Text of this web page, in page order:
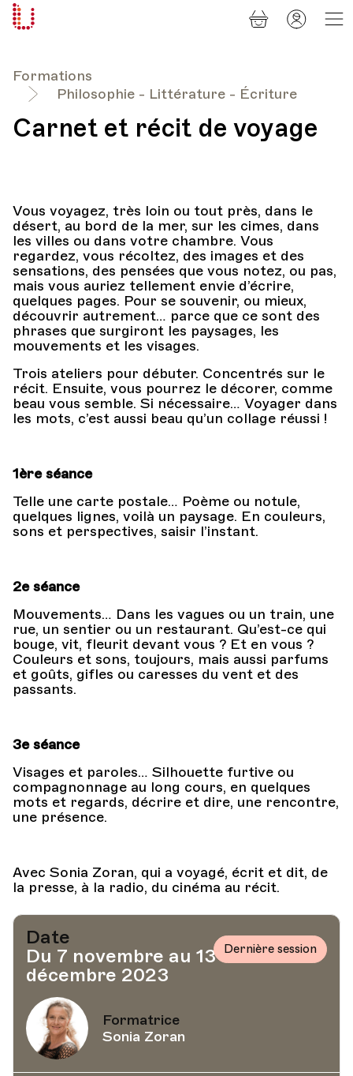
Formations
Philosophie - Littérature - Écriture
Carnet et récit de voyage
Vous voyagez, très loin ou tout près, dans le
désert, au bord de la mer, sur les cimes, dans
les villes ou dans votre chambre. Vous
regardez, vous récoltez, des images et des
sensations, des pensées que vous notez, ou pas,
mais vous auriez tellement envie d’écrire,
quelques pages. Pour se souvenir, ou mieux,
découvrir autrement… parce que ce sont des
phrases que surgiront les paysages, les
mouvements et les visages.
Trois ateliers pour débuter. Concentrés sur le
récit. Ensuite, vous pourrez le décorer, comme
beau vous semble. Si nécessaire… Voyager dans
les mots, c’est aussi beau qu’un collage réussi !
1ère séance
Telle une carte postale… Poème ou notule,
quelques lignes, voilà un paysage. En couleurs,
sons et perspectives, saisir l’instant.
2e séance
Mouvements… Dans les vagues ou un train, une
rue, un sentier ou un restaurant. Qu’est-ce qui
bouge, vit, fleurit devant vous ? Et en vous ?
Couleurs et sons, toujours, mais aussi parfums
et goûts, gifles ou caresses du vent et des
passants.
3e séance
Visages et paroles… Silhouette furtive ou
compagnonnage au long cours, en quelques
mots et regards, décrire et dire, une rencontre,
une présence.
Avec Sonia Zoran, qui a voyagé, écrit et dit, de
la presse, à la radio, du cinéma au récit.
Date
Du 7 novembre au 13
décembre 2023
Dernière session
Formatrice
Sonia Zoran
Panier
Mon